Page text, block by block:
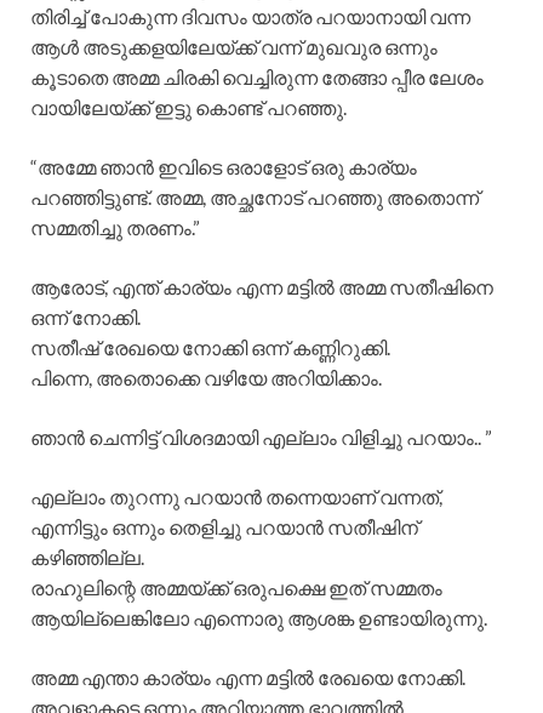
തിരിച്ച് പോകുന്ന ദിവസം യാത്ര പറയാനായി വന്ന
ആൾ അടുക്കളയിലേയ്ക്ക് വന്ന് മുഖവുര ഒന്നും
കൂടാതെ അമ്മ ചിരകി വെച്ചിരുന്ന തേങ്ങാ പ്പീര ലേശം
വായിലേയ്ക്ക് ഇട്ടു കൊണ്ട് പറഞ്ഞു.
“അമ്മേ ഞാൻ ഇവിടെ ഒരാളോട് ഒരു കാര്യം
പറഞ്ഞിട്ടുണ്ട്. അമ്മ, അച്ഛനോട് പറഞ്ഞു അതൊന്ന്
സമ്മതിച്ചു തരണം.”
ആരോട്, എന്ത് കാര്യം എന്ന മട്ടിൽ അമ്മ സതീഷിനെ
ഒന്ന് നോക്കി.
സതീഷ് രേഖയെ നോക്കി ഒന്ന് കണ്ണിറുക്കി.
പിന്നെ, അതൊക്കെ വഴിയേ അറിയിക്കാം.
ഞാൻ ചെന്നിട്ട് വിശദമായി എല്ലാം വിളിച്ചു പറയാം.. ”
എല്ലാം തുറന്നു പറയാൻ തന്നെയാണ് വന്നത്,
എന്നിട്ടും ഒന്നും തെളിച്ചു പറയാൻ സതീഷിന്
കഴിഞ്ഞില്ല.
രാഹുലിന്റെ അമ്മയ്ക്ക് ഒരുപക്ഷെ ഇത് സമ്മതം
ആയില്ലെങ്കിലോ എന്നൊരു ആശങ്ക ഉണ്ടായിരുന്നു.
അമ്മ എന്താ കാര്യം എന്ന മട്ടിൽ രേഖയെ നോക്കി.
അവളാകട്ടെ ഒന്നും അറിയാത്ത ഭാവത്തിൽ